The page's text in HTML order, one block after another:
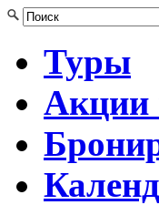
Туры
Акции